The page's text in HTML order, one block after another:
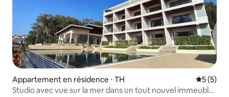
Appartement en résidence ⋅ TH
5 (5)
Studio avec vue sur la mer dans un tout nouvel immeuble